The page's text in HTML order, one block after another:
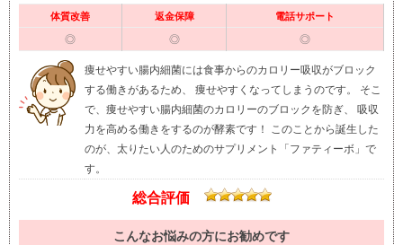
体質改善 返金保障 電話サポート
◎ ◎
◎
痩せやすい腸内細菌には食事からのカロリー吸収がブロック
する働きがあるため、 痩せやすくなってしまうのです。 そこ
で、痩せやすい腸内細菌のカロリーのブロックを防ぎ、 吸収
力を高める働きをするのが酵素です！ このことから誕生した
のが、太りたい人のためのサプリメント「ファティーボ」で
す。
総合評価
こんなお悩みの方にお勧めです